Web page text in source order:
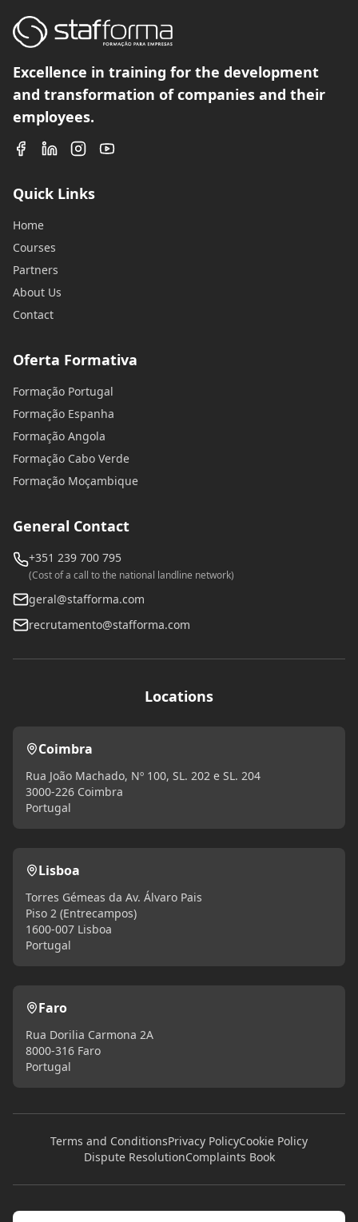
Excellence in training for the development
and transformation of companies and their
employees.
Quick Links
Home
Courses
Partners
About Us
Contact
Oferta Formativa
Formação Portugal
Formação Espanha
Formação Angola
Formação Cabo Verde
Formação Moçambique
General Contact
+351 239 700 795
(Cost of a call to the national landline network)
geral@stafforma.com
recrutamento@stafforma.com
Locations
Coimbra
Rua João Machado, Nº 100, SL. 202 e SL. 204
3000-226 Coimbra
Portugal
Lisboa
Torres Gémeas da Av. Álvaro Pais
Piso 2 (Entrecampos)
1600-007 Lisboa
Portugal
Faro
Rua Dorilia Carmona 2A
8000-316 Faro
Portugal
Terms and ConditionsPrivacy PolicyCookie Policy
Dispute ResolutionComplaints Book